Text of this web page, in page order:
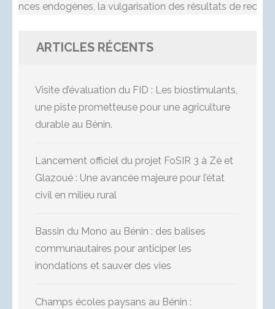
endogènes, la vulgarisation des résultats de
ARTICLES RÉCENTS
Visite d’évaluation du FID : Les biostimulants,
une piste prometteuse pour une agriculture
durable au Bénin.
Lancement officiel du projet FoSIR 3 à Zè et
Glazoué : Une avancée majeure pour l’état
civil en milieu rural
Bassin du Mono au Bénin : des balises
communautaires pour anticiper les
inondations et sauver des vies
Champs écoles paysans au Bénin :